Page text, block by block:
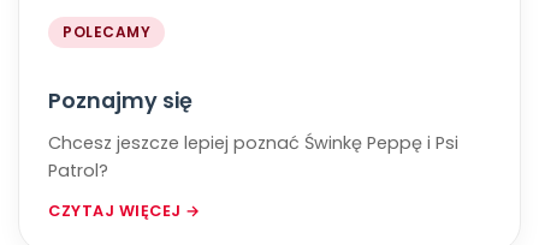
POLECAMY
Poznajmy się
Chcesz jeszcze lepiej poznać Świnkę Peppę i Psi
Patrol?
CZYTAJ WIĘCEJ →